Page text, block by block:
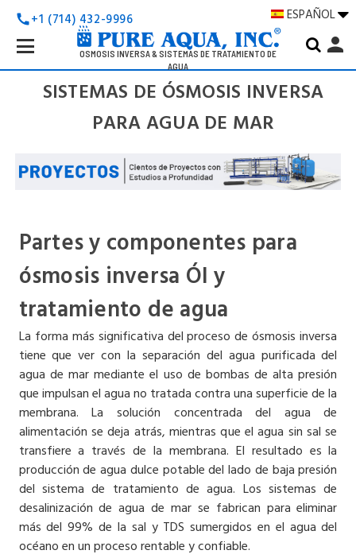
call+1 (714) 432-9996 ESPAÑOL
OSMOSIS INVERSA & SISTEMAS DE TRATAMIENTO DE
AGUA
Search
Keyword:
person
SISTEMAS DE ÓSMOSIS INVERSA
PARA AGUA DE MAR
Partes y componentes para
ósmosis inversa ÓI y
tratamiento de agua
La forma más significativa del proceso de ósmosis inversa
tiene que ver con la separación del agua purificada del
agua de mar mediante el uso de bombas de alta presión
que impulsan el agua no tratada contra una superficie de la
membrana. La solución concentrada del agua de
alimentación se deja atrás, mientras que el agua sin sal se
transfiere a través de la membrana. El resultado es la
producción de agua dulce potable del lado de baja presión
del sistema de tratamiento de agua. Los sistemas de
desalinización de agua de mar se fabrican para eliminar
más del 99% de la sal y TDS sumergidos en el agua del
océano en un proceso rentable y confiable.